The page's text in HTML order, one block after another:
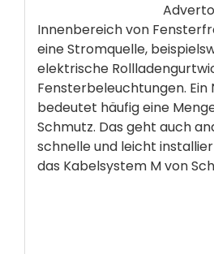
Innenbereich von
eine Stromquelle,
elektrische
Fensterbeleuchtungen. Ein
bedeutet häufig eine
Schmutz. Das geht auch
schnelle und leicht
das Kabelsystem M von